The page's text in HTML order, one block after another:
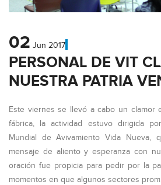
02 Jun 2017
PERSONAL DE VIT
NUESTRA PATRIA
Este viernes se llevó a cabo un clamor
fábrica, la actividad estuvo dirigida
Mundial de Avivamiento Vida Nueva,
mensaje de aliento y esperanza con
oración fue propicia para pedir por la
momentos en que algunos sectores